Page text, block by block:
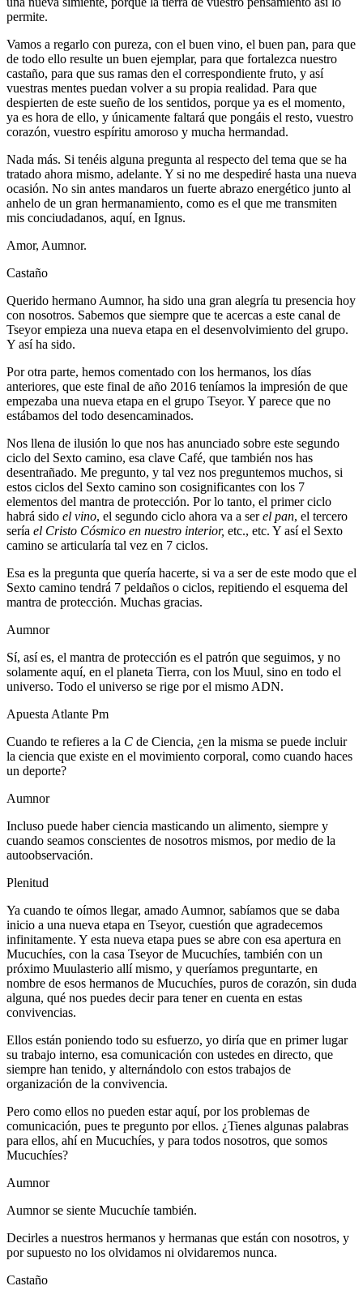
permite.
Vamos a regarlo con pureza, con el buen vino, el buen pan, para que
de todo ello resulte un buen ejemplar, para que fortalezca nuestro
castaño, para que sus ramas den el correspondiente fruto, y así
vuestras mentes puedan volver a su propia realidad. Para que
despierten de este sueño de los sentidos, porque ya es el momento,
ya es hora de ello, y únicamente faltará que pongáis el resto, vuestro
corazón, vuestro espíritu amoroso y mucha hermandad.
Nada más. Si tenéis alguna pregunta al respecto del tema que se ha
tratado ahora mismo, adelante. Y si no me despediré hasta una nueva
ocasión. No sin antes mandaros un fuerte abrazo energético junto al
anhelo de un gran hermanamiento, como es el que me transmiten
mis conciudadanos, aquí, en Ignus.
Amor, Aumnor.
Castaño
Querido hermano Aumnor, ha sido una gran alegría tu presencia hoy
con nosotros. Sabemos que siempre que te acercas a este canal de
Tseyor empieza una nueva etapa en el desenvolvimiento del grupo.
Y así ha sido.
Por otra parte, hemos comentado con los hermanos, los días
anteriores, que este final de año 2016 teníamos la impresión de que
empezaba una nueva etapa en el grupo Tseyor. Y parece que no
estábamos del todo desencaminados.
Nos llena de ilusión lo que nos has anunciado sobre este segundo
ciclo del Sexto camino, esa clave Café, que también nos has
desentrañado. Me pregunto, y tal vez nos preguntemos muchos, si
estos ciclos del Sexto camino son cosignificantes con los 7
elementos del mantra de protección. Por lo tanto, el primer ciclo
habrá sido el vino, el segundo ciclo ahora va a serel pan, el tercero
sería el Cristo Cósmico en nuestro interior, etc., etc. Y así el Sexto
camino se articularía tal vez en 7 ciclos.
Esa es la pregunta que quería hacerte, si va a ser de este modo que el
Sexto camino tendrá 7 peldaños o ciclos, repitiendo el esquema del
mantra de protección. Muchas gracias.
Aumnor
Sí, así es, el mantra de protección es el patrón que seguimos, y no
solamente aquí, en el planeta Tierra, con los Muul, sino en todo el
universo. Todo el universo se rige por el mismo ADN.
Apuesta Atlante Pm
Cuando te refieres a la C de Ciencia, ¿en la misma se puede incluir
la ciencia que existe en el movimiento corporal, como cuando haces
un deporte?
Aumnor
Incluso puede haber ciencia masticando un alimento, siempre y
cuando seamos conscientes de nosotros mismos, por medio de la
autoobservación.
Plenitud
Ya cuando te oímos llegar, amado Aumnor, sabíamos que se daba
inicio a una nueva etapa en Tseyor, cuestión que agradecemos
infinitamente. Y esta nueva etapa pues se abre con esa apertura en
Mucuchíes, con la casa Tseyor de Mucuchíes, también con un
próximo Muulasterio allí mismo, y queríamos preguntarte, en
nombre de esos hermanos de Mucuchíes, puros de corazón, sin duda
alguna, qué nos puedes decir para tener en cuenta en estas
convivencias.
Ellos están poniendo todo su esfuerzo, yo diría que en primer lugar
su trabajo interno, esa comunicación con ustedes en directo, que
siempre han tenido, y alternándolo con estos trabajos de
organización de la convivencia.
Pero como ellos no pueden estar aquí, por los problemas de
comunicación, pues te pregunto por ellos. ¿Tienes algunas palabras
para ellos, ahí en Mucuchíes, y para todos nosotros, que somos
Mucuchíes?
Aumnor
Aumnor se siente Mucuchíe también.
Decirles a nuestros hermanos y hermanas que están con nosotros, y
por supuesto no los olvidamos ni olvidaremos nunca.
Castaño